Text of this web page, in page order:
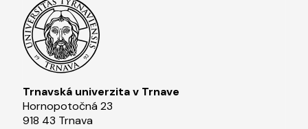
Trnavská univerzita v Trnave
Hornopotočná 23
918 43 Trnava